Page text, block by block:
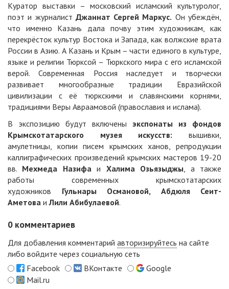
Куратор выставки – московский исламский культуролог,
поэт и журналист Джаннат Сергей Маркус. Он убеждён,
что именно Казань дала почву этим художникам, как
перекрёсток культур Востока и Запада, как волжские врата
России в Азию. А Казань и Крым – части единого в культуре,
языке и религии Тюрксой – Тюркского мира с его исламской
верой. Современная Россия наследует и творчески
развивает многообразные традиции Евразийской
цивилизации с её тюркскими и славянскими корнями,
традициями Веры Авраамовой (православия и ислама).
В экспозицию будут включены экспонаты из фондов
Крымскотатарского музея искусств: вышивки,
амулетницы, копии писем крымских ханов, репродукции
каллиграфических произведений крымских мастеров 19-20
вв. Мехмеда Назифаи Халима Озьязыджы, а также
работы современных крымскотатарских
художников Гульнары Османовой, Абдюля Сеит-
Аметова иЛили Абибулаевой.
0 комментариев
Для добавления комментарий авторизируйтесь на сайте
либо войдите через социальную сеть
Facebook
ВКонтакте
Google
Mail.ru